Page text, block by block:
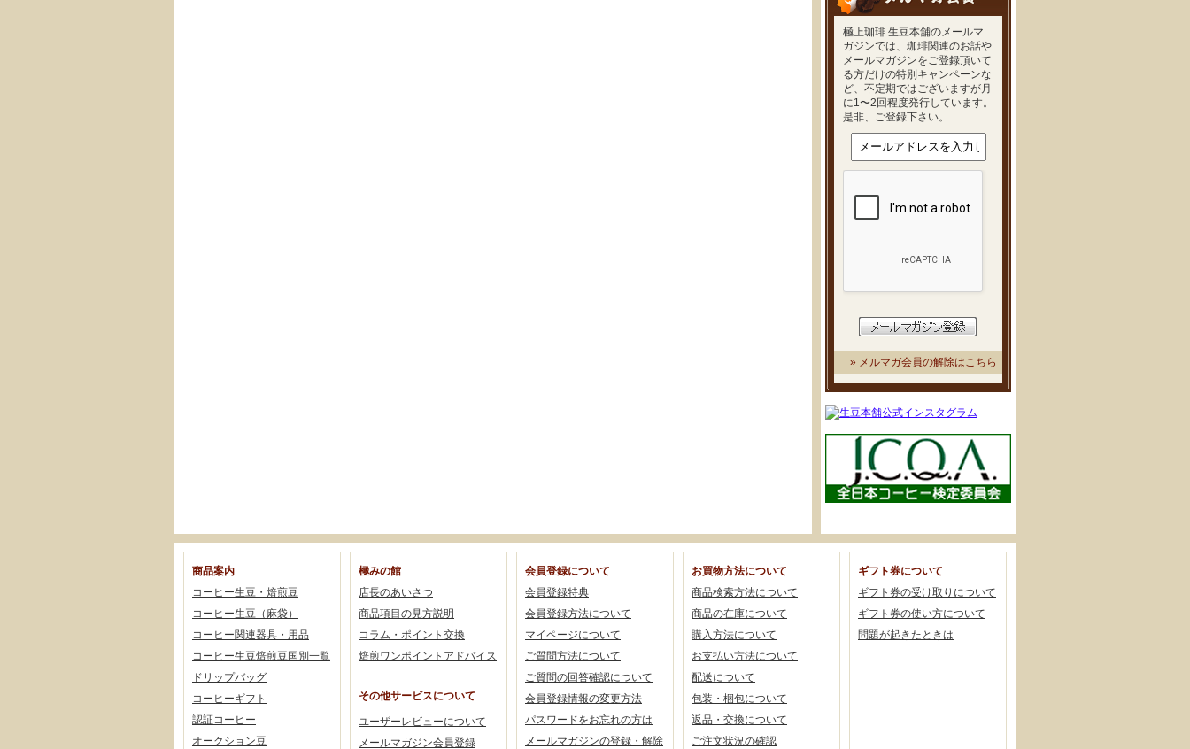
極上珈琲 生豆本舗のメールマ
ガジンでは、珈琲関連のお話や
メールマガジンをご登録頂いて
る方だけの特別キャンペーンな
ど、不定期ではございますが月
に1〜2回程度発行しています。
是非、ご登録下さい。
» メルマガ会員の解除はこちら
商品案内
コーヒー生豆・焙煎豆
コーヒー生豆（麻袋）
コーヒー関連器具・用品
コーヒー生豆焙煎豆国別一覧
ドリップバッグ
コーヒーギフト
認証コーヒー
オークション豆
極みの館
店長のあいさつ
商品項目の見方説明
コラム・ポイント交換
焙煎ワンポイントアドバイス
その他サービスについて
ユーザーレビューについて
メールマガジン会員登録
会員登録について
会員登録特典
会員登録方法について
マイページについて
ご質問方法について
ご質問の回答確認について
会員登録情報の変更方法
パスワードをお忘れの方は
メールマガジンの登録・解除
お買物方法について
商品検索方法について
商品の在庫について
購入方法について
お支払い方法について
配送について
包装・梱包について
返品・交換について
ご注文状況の確認
ギフト券について
ギフト券の受け取りについて
ギフト券の使い方について
問題が起きたときは